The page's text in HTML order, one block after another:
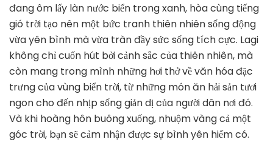
đang ôm lấy làn nước biển trong xanh, hòa cùng tiếng
gió trời tạo nên một bức tranh thiên nhiên sống động
vừa yên bình mà vừa tràn đầy sức sống tích cực. Lagi
không chỉ cuốn hút bởi cảnh sắc của thiên nhiên, mà
còn mang trong mình những hơi thở về văn hóa đặc
trưng của vùng biển trời, từ những món ăn hải sản tươi
ngon cho đến nhịp sống giản dị của người dân nơi đó.
Và khi hoàng hôn buông xuống, nhuộm vàng cả một
góc trời, bạn sẽ cảm nhận được sự bình yên hiếm có.